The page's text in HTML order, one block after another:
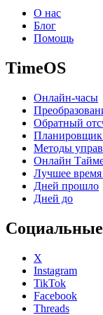
О нас
Блог
Помощь
TimeOS
Онлайн-часы
Обратный
Планировщик
Методы
Онлайн
Лучшее время
Дней прошло
Дней до
X
Instagram
TikTok
Facebook
Threads